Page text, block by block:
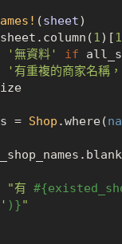
(sheet)
sheet.column(
1)[1
'無資料' if
'有重複的商家名稱
=
Shop .where(
"有
)}"